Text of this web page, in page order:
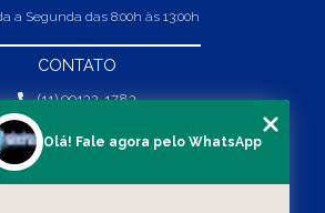
a Segunda das 8:00h às 13:00h
CONTATO
(11) 99132-1783
(11) 99132-1783
Olá! Fale agora pelo WhatsApp